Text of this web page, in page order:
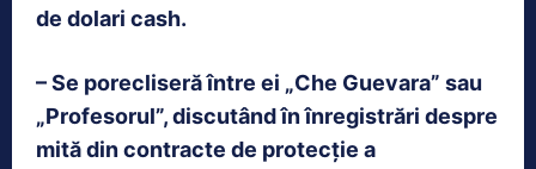
de dolari cash.
– Se porecliseră între ei „Che Guevara” sau
„Profesorul”, discutând în înregistrări despre
mită din contracte de protecție a